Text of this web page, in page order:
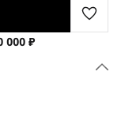
000 ₽